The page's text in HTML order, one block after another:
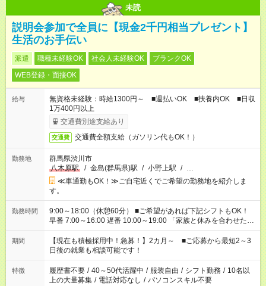
未読
説明会参加で全員に【現金2千円相当プレゼント】
生活のお手伝い
派遣 職種未経験OK 社会人未経験OK
ブランクOK
WEB登録・面接OK
給与
無資格未経験：時給1300円～ ■週払いOK ■扶養内OK ■日収
1万400円以上
交通費別途支給あり
交通費 交通費全額支給（ガソリン代もOK！）
勤務地
群馬県渋川市
八木原駅
/ 金島(群馬県)駅 / 小野上駅 / …
≪車通勤もOK！≫ご自宅近くでご希望の勤務地を紹介しま
す。
勤務時間
9:00～18:00（休憩60分） ■ご希望があれば下記シフトもOK！
早番 7:00～16:00 遅番 10:00～19:00 「家族と休みを合わせた
い」 「余裕を持って夕飯の準備がしたい」 「できれば残業はし
たくない」 など、ご希望を教えてくださいね。 ※Wワーク希望
の方へ 今ご覧のお仕事で希望する勤務時間と、もう1つのお仕事
の勤務時間。 合計で週40時間を超える場合は応募できません。
期間
【現在も積極採用中！急募！】2カ月～ ■ご応募から最短2～3
日後の就業も相談可能です！
特徴 履歴書不要 / 40～50代活躍中 / 服装自由 / シフト勤務 / 10名以
上の大量募集 / 電話対応なし / パソコンスキル不要